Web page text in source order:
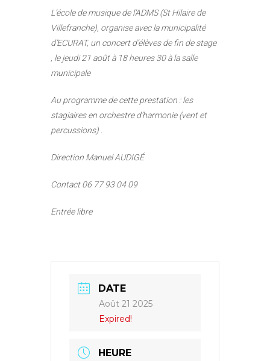
L’école de musique de l’ADMS (St Hilaire de
Villefranche), organise avec la municipalité
d’ECURAT, un concert d’élèves de fin de stage
, le jeudi 21 août à 18 heures 30 à la salle
municipale
Au programme de cette prestation : les
stagiaires en orchestre d’harmonie (vent et
percussions) .
Direction Manuel AUDIGÉ
Contact 06 77 93 04 09
Entrée libre
DATE
Août 21 2025
Expired!
HEURE